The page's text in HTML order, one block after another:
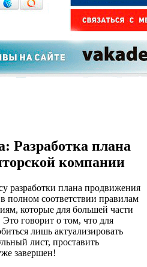
Разработка плана
компании
разработки плана продвижения
полном соответствии правилам
которые для большей части
говорит о том, что для
лишь актуализировать
лист, проставить
завершен!